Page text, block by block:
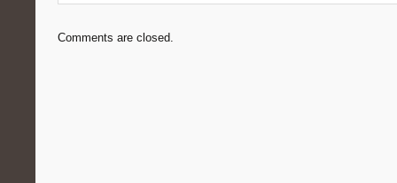
Comments are closed.